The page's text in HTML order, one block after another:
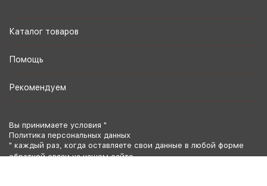
Каталог товаров
Помощь
Рекомендуем
Вы принимаете условия "
Политика персональных данных
" каждый раз, когда оставляете свои данные в любой форме
обратной связи на нашем сайте.